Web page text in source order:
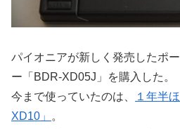
パイオニアが新しく発売したポ
ー「BDR-XD05J」を購入した。
今まで使っていたのは、
１年半
XD10」
。